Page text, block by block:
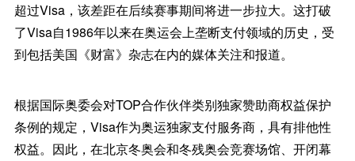
超过Visa，该差距在后续赛事期间将进一步拉大。这打破
了Visa自1986年以来在奥运会上垄断支付领域的历史，受
到包括美国《财富》杂志在内的媒体关注和报道。
根据国际奥委会对TOP合作伙伴类别独家赞助商权益保护
条例的规定，Visa作为奥运独家支付服务商，具有排他性
权益。因此，在北京冬奥会和冬残奥会竞赛场馆、开闭幕